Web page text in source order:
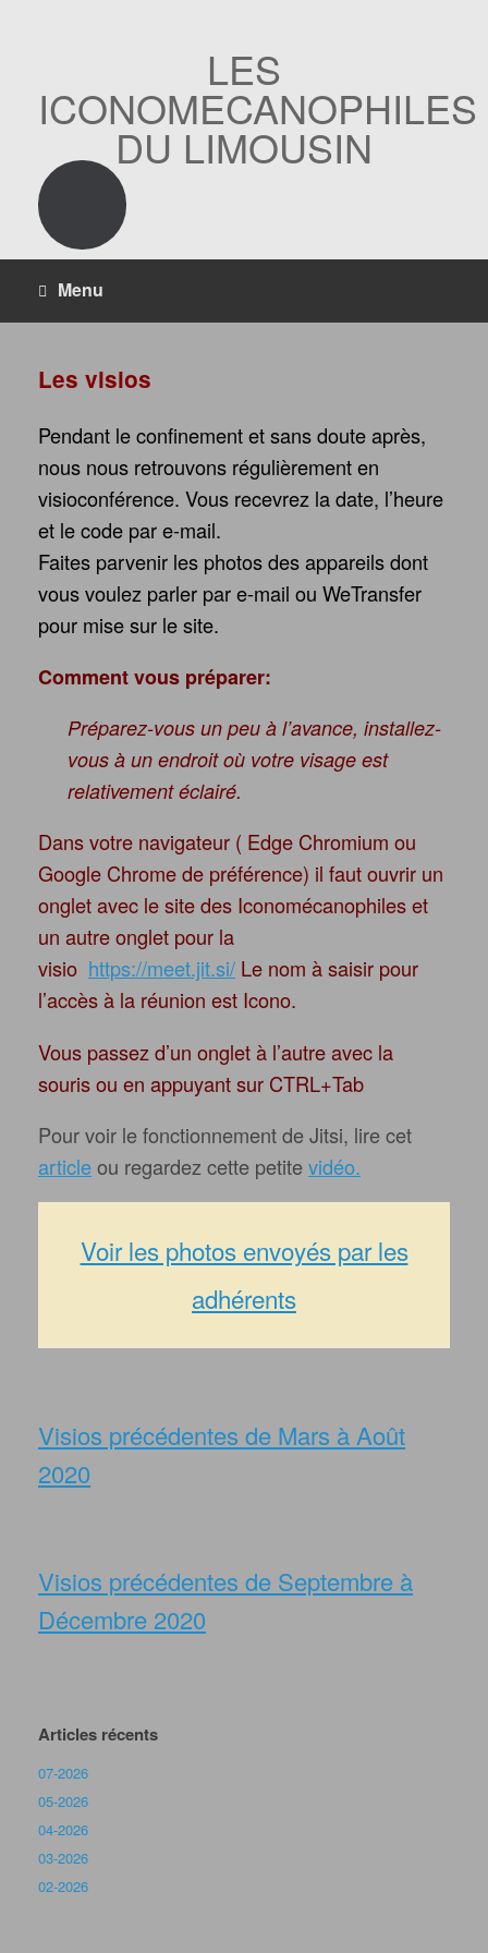
LES
ICONOMECANOPHILES
DU LIMOUSIN
Menu
Les visios
Pendant le confinement et sans doute après,
nous nous retrouvons régulièrement en
visioconférence. Vous recevrez la date, l’heure
et le code par e-mail.
Faites parvenir les photos des appareils dont
vous voulez parler par e-mail ou WeTransfer
pour mise sur le site.
Comment vous préparer:
Préparez-vous un peu à l’avance, installez-
vous à un endroit où votre visage est
relativement éclairé.
Dans votre navigateur ( Edge Chromium ou
Google Chrome de préférence) il faut ouvrir un
onglet avec le site des Iconomécanophiles et
un autre onglet pour la
visio https://meet.jit.si/ Le nom à saisir pour
l’accès à la réunion est Icono.
Vous passez d’un onglet à l’autre avec la
souris ou en appuyant sur CTRL+Tab
Pour voir le fonctionnement de Jitsi, lire cet
articleou regardez cette petitevidéo.
Voir les photos envoyés par les
adhérents
Visios précédentes de Mars à Août
2020
Visios précédentes de Septembre à
Décembre 2020
Articles récents
07-2026
05-2026
04-2026
03-2026
02-2026